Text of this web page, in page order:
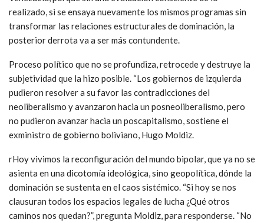
realizado, si se ensaya nuevamente los mismos programas sin
transformar las relaciones estructurales de dominación, la
posterior derrota va a ser más contundente.
Proceso político que no se profundiza, retrocede y destruye la
subjetividad que la hizo posible. “Los gobiernos de izquierda
pudieron resolver a su favor las contradicciones del
neoliberalismo y avanzaron hacia un posneoliberalismo, pero
no pudieron avanzar hacia un poscapitalismo, sostiene el
exministro de gobierno boliviano, Hugo Moldiz.
rHoy vivimos la reconfiguración del mundo bipolar, que ya no se
asienta en una dicotomía ideológica, sino geopolítica, dónde la
dominación se sustenta en el caos sistémico. “Si hoy se nos
clausuran todos los espacios legales de lucha ¿Qué otros
caminos nos quedan?”, pregunta Moldiz, para responderse. “No